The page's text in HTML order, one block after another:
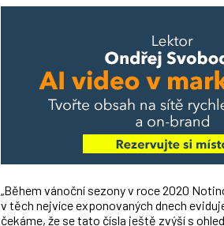
„Během vánoční sezony v roce 2020
v těch nejvíce exponovaných dnech
čekáme, že se tato čísla ještě zvýší s